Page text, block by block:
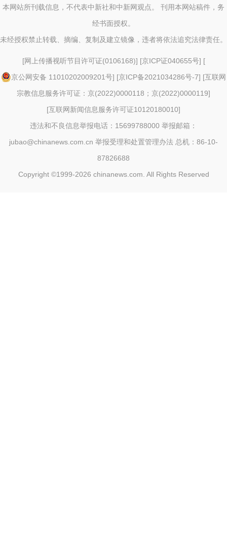
本网站所刊载信息，不代表中新社和中新网观点。 刊用本网站稿件，务
经书面授权。
未经授权禁止转载、摘编、复制及建立镜像，违者将依法追究法律责任。
[网上传播视听节目许可证(0106168)] [京ICP证040655号] [
京公网安备 11010202009201号] [京ICP备2021034286号-7] [互联网
宗教信息服务许可证：京(2022)0000118；京(2022)0000119]
[互联网新闻信息服务许可证10120180010]
违法和不良信息举报电话：15699788000 举报邮箱：
jubao@chinanews.com.cn 举报受理和处置管理办法 总机：86-10-
87826688
Copyright ©1999-2026 chinanews.com. All Rights Reserved